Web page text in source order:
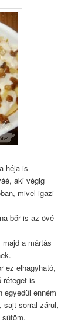
héja is
aki végig
mivel igazi
bőr is az övé
a mártás
ez elhagyható,
réteget is
egyedül enném
sajt sorral zárul,
sütöm.